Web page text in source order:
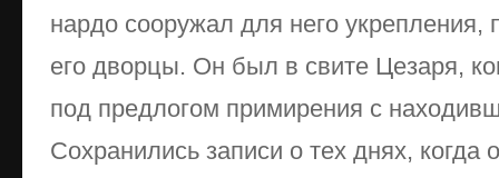
нар­до со­ору­жал для не­го
его двор­цы. Он был в сви­те Це­за­ря,
под пред­ло­гом при­ми­ре­ния с
Со­хра­ни­лись за­пи­си о тех днях,